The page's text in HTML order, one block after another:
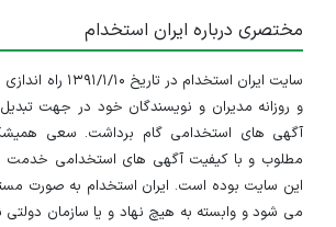
مختصری درباره ایران استخدام
سایت ایران استخدام
و روزانه مدیران و نویسندگان خود در جهت
آگهی های استخدامی گام برداشت. سعی
مطلوب و با کیفیت آگهی های استخدامی خدمت
این سایت بوده است. ایران استخدام به صورت
می شود و وابسته به هیچ نهاد و یا سازمان